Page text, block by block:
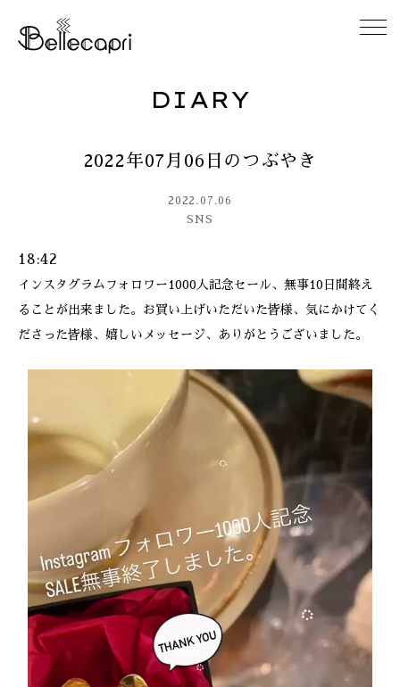
ABOUT
ACCESS
DIARY
ONLINE SHOP
DIARY
2022年07月06日のつぶやき
2022.07.06
SNS
18:42
インスタグラムフォロワー1000人記念セール、無事10日間終え
ることが出来ました。お買い上げいただいた皆様、気にかけてく
ださった皆様、嬉しいメッセージ、ありがとうございました。